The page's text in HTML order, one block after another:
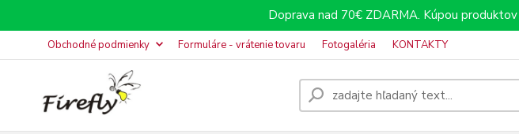
Doprava nad 70€ ZDARMA. Kúpou
Obchodné podmienky Formuláre - vrátenie tovaru Fotogaléria KONTAKTY